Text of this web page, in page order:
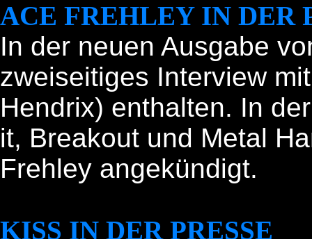
ACE FREHLEY IN DER
In der neuen Ausgabe
zweiseitiges Interview
Hendrix) enthalten. In
it, Breakout und Metal
Frehley angekündigt.
KISS IN DER PRESSE